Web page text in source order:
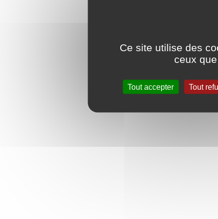
Ce site utilise des
ceux
Tout accepter Tout